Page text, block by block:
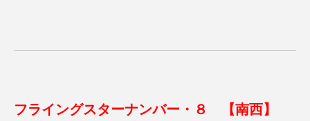
フライングスターナンバー・８ 【南西】